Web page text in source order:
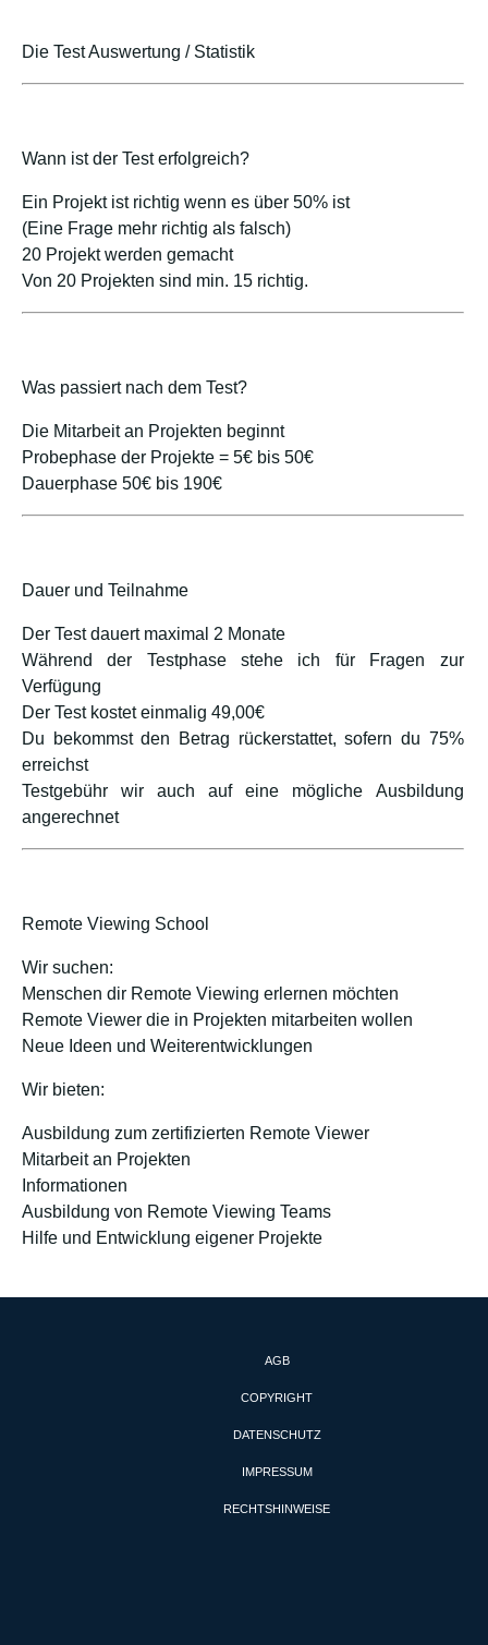
Die Test Auswertung / Statistik
Wann ist der Test erfolgreich?
Ein Projekt ist richtig wenn es über 50% ist
(Eine Frage mehr richtig als falsch)
20 Projekt werden gemacht
Von 20 Projekten sind min. 15 richtig.
Was passiert nach dem Test?
Die Mitarbeit an Projekten beginnt
Probephase der Projekte = 5€ bis 50€
Dauerphase 50€ bis 190€
Dauer und Teilnahme
Der Test dauert maximal 2 Monate
Während der Testphase stehe ich für Fragen zur
Verfügung
Der Test kostet einmalig 49,00€
Du bekommst den Betrag rückerstattet, sofern du 75%
erreichst
Testgebühr wir auch auf eine mögliche Ausbildung
angerechnet
Remote Viewing School
Wir suchen:
Menschen dir Remote Viewing erlernen möchten
Remote Viewer die in Projekten mitarbeiten wollen
Neue Ideen und Weiterentwicklungen
Wir bieten:
Ausbildung zum zertifizierten Remote Viewer
Mitarbeit an Projekten
Informationen
Ausbildung von Remote Viewing Teams
Hilfe und Entwicklung eigener Projekte
AGB
COPYRIGHT
DATENSCHUTZ
IMPRESSUM
RECHTSHINWEISE